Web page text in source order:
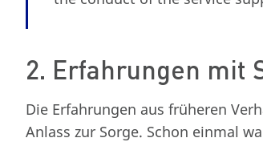
2. Erfahrungen mit
Die Erfahrungen aus früheren
Anlass zur Sorge. Schon einmal